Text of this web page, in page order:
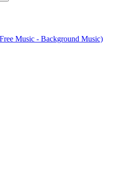
Music - Background Music)